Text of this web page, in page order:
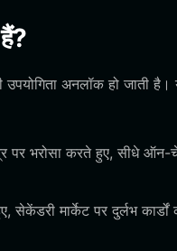
अनलॉक हो जाती है।
पर भरोसा करते हुए, सीधे
सेकेंडरी मार्केट पर दुर्लभ